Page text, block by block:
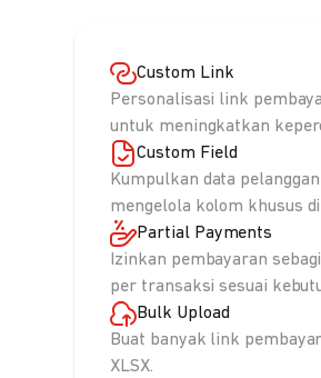
Custom Link
Personalisasi link
untuk meningkatkan
Custom Field
Kumpulkan data
mengelola kolom khusus
Partial Payments
Izinkan pembayaran
per transaksi sesuai
Bulk Upload
Buat banyak link
XLSX.